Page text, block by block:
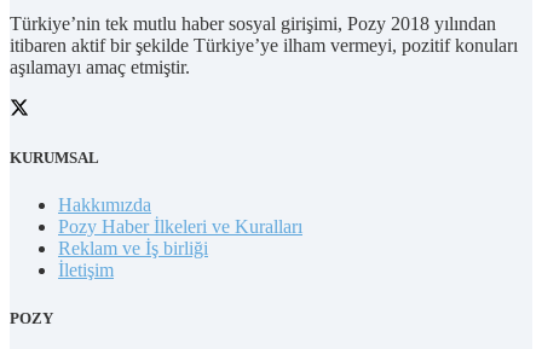
Türkiye’nin tek mutlu haber sosyal girişimi, Pozy 2018 yılından
itibaren aktif bir şekilde Türkiye’ye ilham vermeyi, pozitif konuları
aşılamayı amaç etmiştir.
KURUMSAL
Hakkımızda
Pozy Haber İlkeleri ve Kuralları
Reklam ve İş birliği
İletişim
POZY